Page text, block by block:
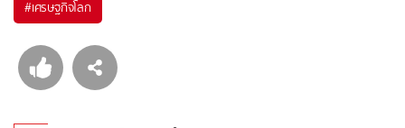
#เศรษฐกิจโลก